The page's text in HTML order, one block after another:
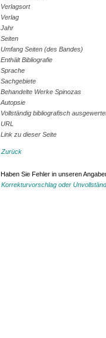
Verlagsort
Verlag
Jahr
Seiten
Umfang Seiten (des Bandes)
Enthält Bibliografie
Sprache
Sachgebiete
Behandelte Werke Spinozas
Autopsie
Vollständig bibliografisch
URL
Link zu dieser Seite
Zurück
Haben Sie Fehler in unseren
Korrekturvorschlag oder